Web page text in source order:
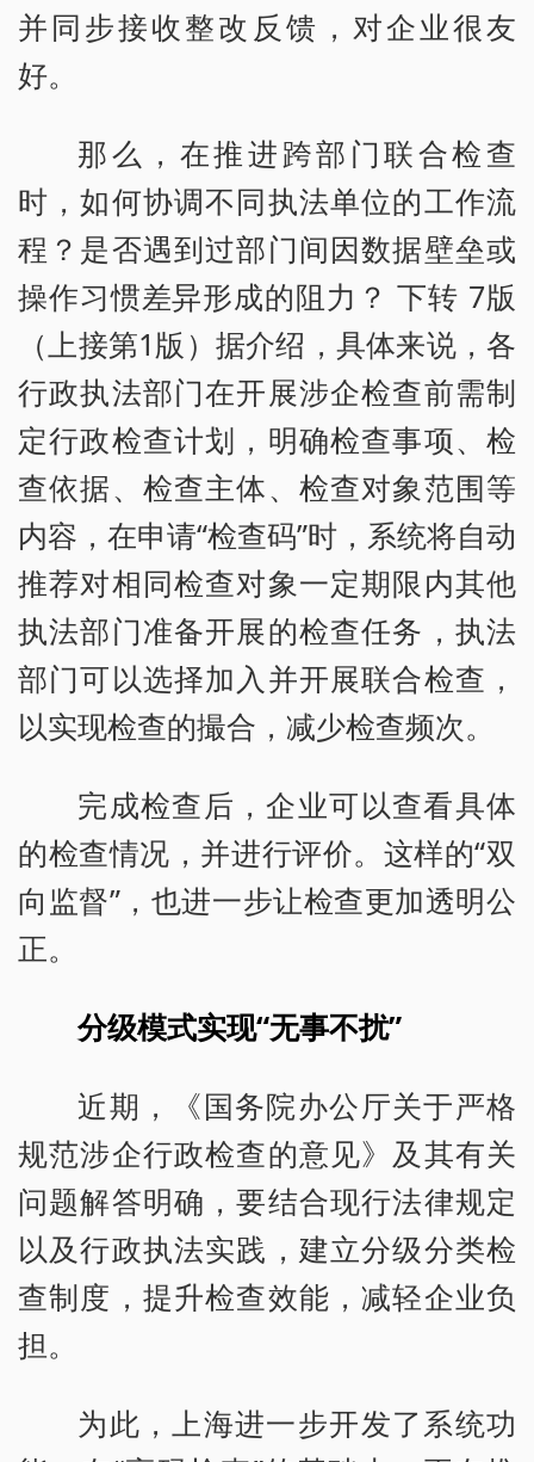
并同步接收整改反馈，对企业很友
好。
那么，在推进跨部门联合检查
时，如何协调不同执法单位的工作流
程？是否遇到过部门间因数据壁垒或
操作习惯差异形成的阻力？ 下转 7版
（上接第1版）据介绍，具体来说，各
行政执法部门在开展涉企检查前需制
定行政检查计划，明确检查事项、检
查依据、检查主体、检查对象范围等
内容，在申请“检查码”时，系统将自动
推荐对相同检查对象一定期限内其他
执法部门准备开展的检查任务，执法
部门可以选择加入并开展联合检查，
以实现检查的撮合，减少检查频次。
完成检查后，企业可以查看具体
的检查情况，并进行评价。这样的“双
向监督”，也进一步让检查更加透明公
正。
分级模式实现“无事不扰”
近期，《国务院办公厅关于严格
规范涉企行政检查的意见》及其有关
问题解答明确，要结合现行法律规定
以及行政执法实践，建立分级分类检
查制度，提升检查效能，减轻企业负
担。
为此，上海进一步开发了系统功